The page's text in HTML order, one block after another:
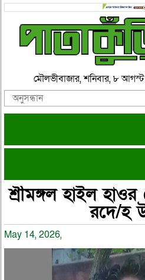
মৌলভীবাজার, শনিবার, ৮
শ্রীমঙ্গল হাইল
রদে/হ
May 14, 2026,